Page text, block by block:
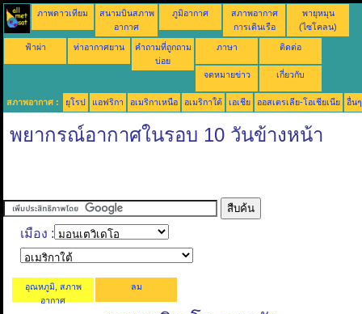
ภาพดาวเทียม
สนามบินสภาพ
อากาศ
ภูมิอากาศ
สภาพอากาศ
การเดินเรือ
พายุหมุน
(ไซโคลน)
ฟ้าผ่า ท่าอากาศยาน
คำถามที่ถูกถาม
บ่อย
ภาษา ติดต่อ
จดหมายข่าว เกี่ยวกับ
สภาพอากาศ : ยุโรป แอฟริกา อเมริกาเหนือ อเมริกาใต้ เอเชีย ออสเตรเลีย-โอเชียเนีย อื่นๆ
พยากรณ์อากาศในรอบ 10 วันข้างหน้า
เมือง :
อุณหภูมิ, สภาพ
อากาศ
ลม